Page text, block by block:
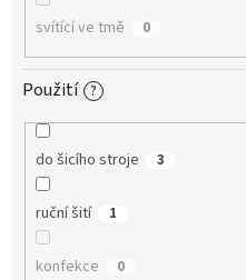
svítící ve tmě 0
Použití ?
do šicího stroje 3
ruční šití 1
konfekce 0